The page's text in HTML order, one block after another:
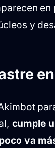
en
y
cumple
va